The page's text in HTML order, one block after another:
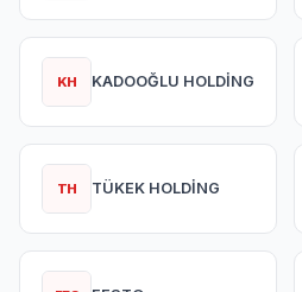
KH KADOOĞLU HOLDİNG
TH TÜKEK HOLDİNG